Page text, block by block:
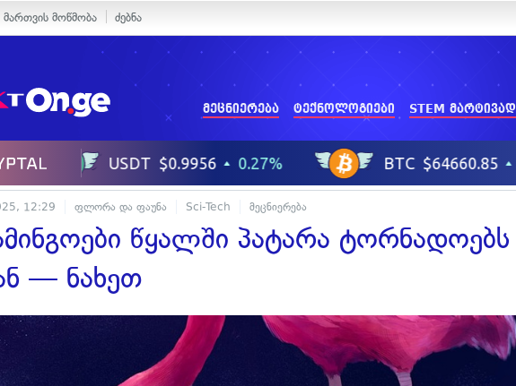
მართვის მოწმობა ძებნა
მეცნიერება ტექნოლოგიები STEM მარტივად
12:29 ფლორა და ფაუნა Sci-Tech მეცნიერება
წყალში პატარა ტორნადოებს
— ნახეთ